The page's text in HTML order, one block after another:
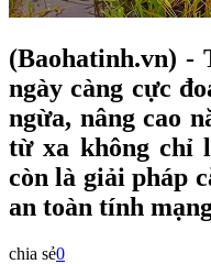
(Baohatinh.vn) -
ngày càng cực
ngừa, nâng cao
từ xa không chỉ
còn là giải pháp
an toàn tính
chia sẻ0